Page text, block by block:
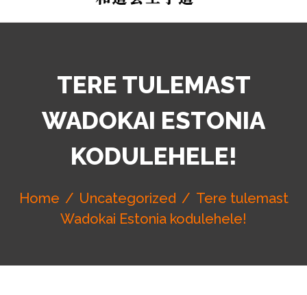
WADOKAI ESTONIA
TERE TULEMAST
WADOKAI ESTONIA
KODULEHELE!
Home Uncategorized
Tere tulemast
Wadokai Estonia kodulehele!